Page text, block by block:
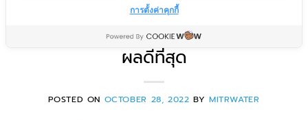
7 เคล็ดลับ วิธีการกรองน้ำบาดาล
แบบธรรมชาติ ที่ปลอดภัย และเห็น
ผลดีที่สุด
POSTED ON OCTOBER 28, 2022 BY MITRWATER
การตั้งค่าคุกกี้